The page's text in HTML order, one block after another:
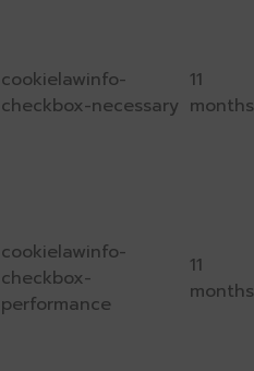
cookielawinfo-
checkbox-necessary
11
months
cookielawinfo-
checkbox-
performance
11
months